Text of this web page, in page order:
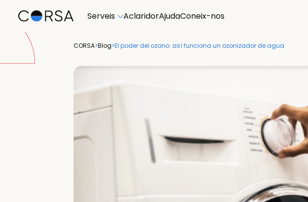
Serveis AclaridorAjudaConeix-nos
CORSA>Blog>El poder del ozono: así funciona un ozonizador de agua